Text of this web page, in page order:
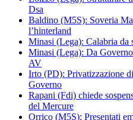
Dsa
Baldino (M5S): Soveria
l’hinterland
Minasi (Lega): Calabria da
Minasi (Lega): Da
AV
Irto (PD): Privatizzazione
Governo
Rapani (Fdi) chiede
del Mercure
Orrico (M5S): Presentati